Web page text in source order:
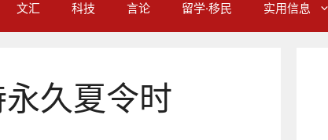
文汇 科技 言论 留学·移民 实用信息
久夏令时